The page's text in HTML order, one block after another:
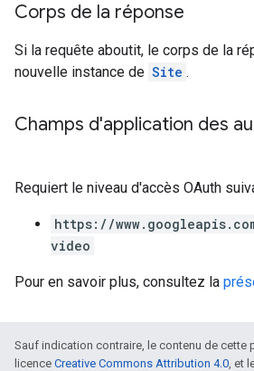
Corps de la réponse
Si la requête aboutit, le corps de la
nouvelle instance de Site .
Champs d'application des
Requiert le niveau d'accès OAuth
https://
video
Pour en savoir plus, consultez la
Sauf indication contraire, le contenu de cette
licence Creative Commons Attribution 4.0, et